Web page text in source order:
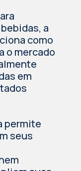
a
como
o mercado
em
permite
seus